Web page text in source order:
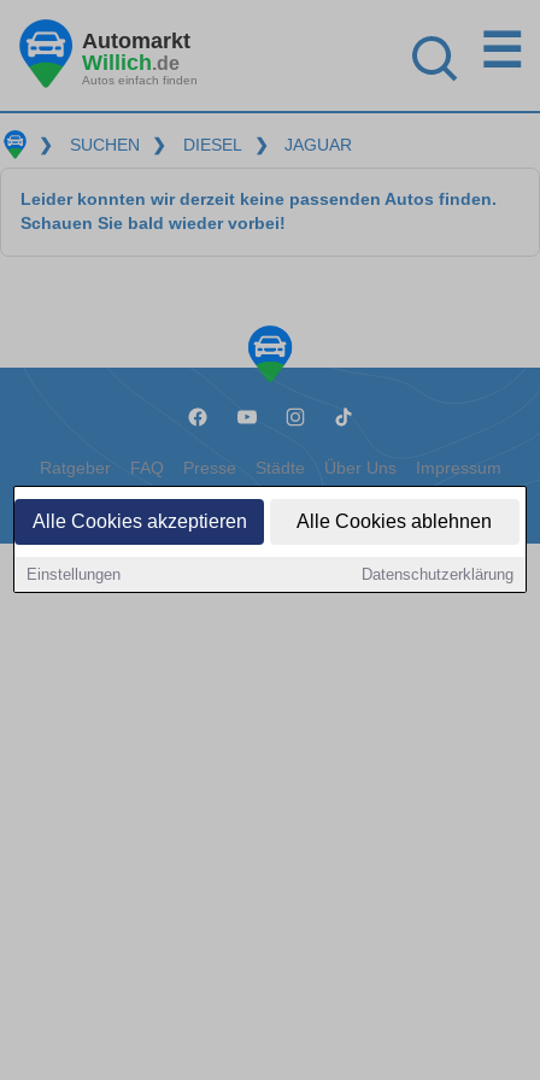
Alle Cookies akzeptieren Alle Cookies ablehnen
Einstellungen Datenschutzerklärung
Automarkt
Willich.de
Autos einfach finden
☰
❯ SUCHEN ❯ DIESEL ❯ JAGUAR
Leider konnten wir derzeit keine passenden Autos finden.
Schauen Sie bald wieder vorbei!
Ratgeber FAQ Presse Städte Über Uns Impressum
Datenschutz Cookies
Copyright © 2000 - 2026 | 1A Infosysteme GmbH | Content by: 1a-sites-autos